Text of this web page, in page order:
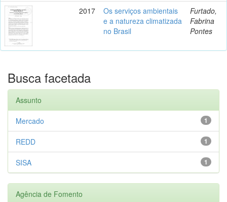
2017
Os serviços ambientais
e a natureza climatizada
no Brasil
Furtado,
Fabrina
Pontes
Busca facetada
Assunto
1
Mercado
1
REDD
1
SISA
Agência de Fomento